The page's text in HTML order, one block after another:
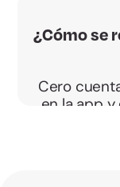
¿Cómo se
Cero
en la app y